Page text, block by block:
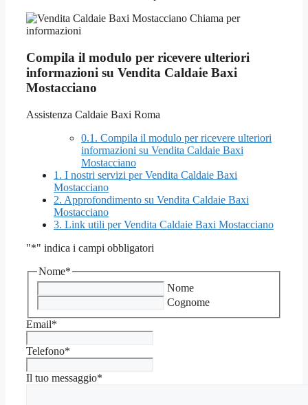
Compila il modulo per ricevere ulteriori
informazioni su Vendita Caldaie Baxi
Mostacciano
Assistenza Caldaie Baxi Roma
0.1. Compila il modulo per ricevere ulteriori
informazioni su Vendita Caldaie Baxi
Mostacciano
1. I nostri servizi per Vendita Caldaie Baxi
Mostacciano
2. Approfondimento su Vendita Caldaie Baxi
Mostacciano
3. Link utili per Vendita Caldaie Baxi Mostacciano
"*" indica i campi obbligatori
Nome*
Nome
Cognome
Email*
Telefono*
Il tuo messaggio*